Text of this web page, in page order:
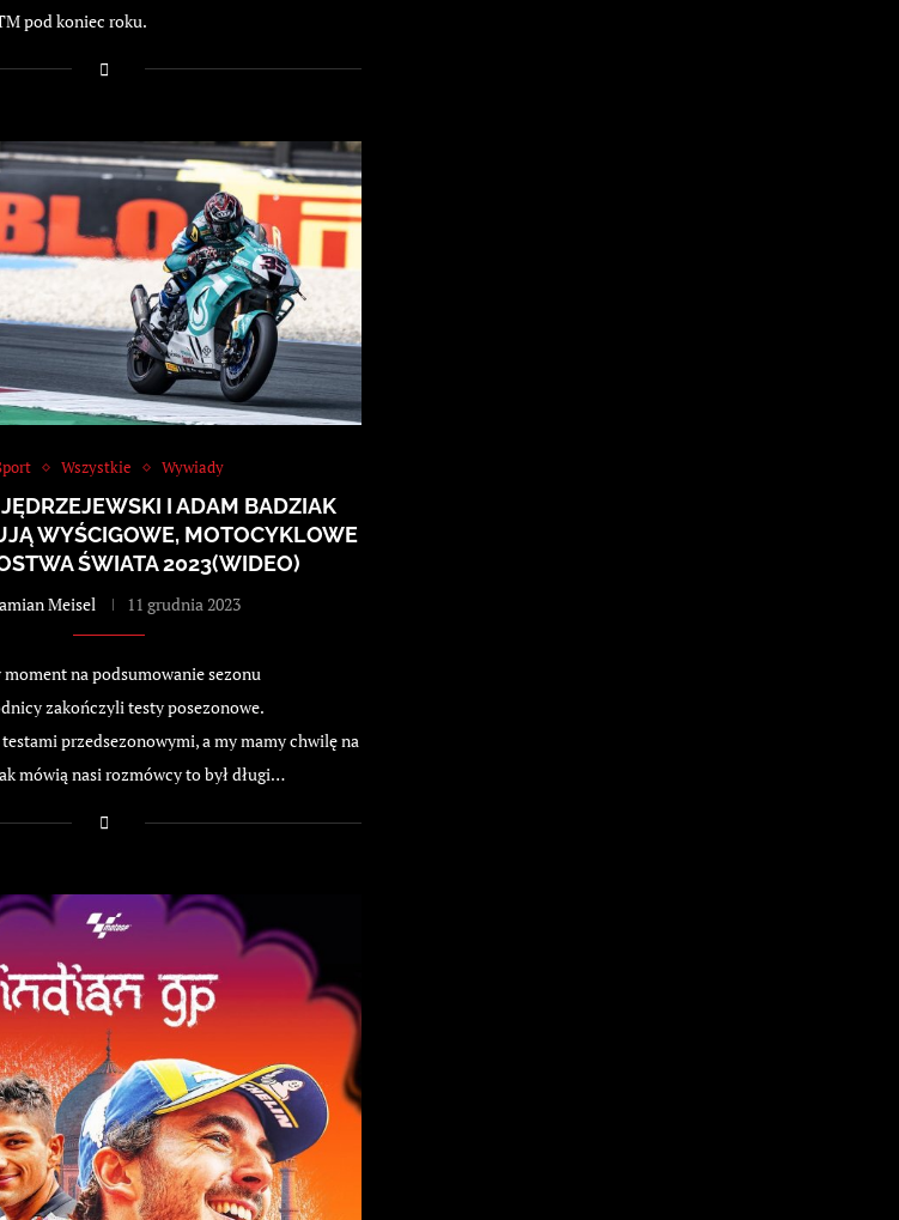
pod koniec roku.
Wszystkie Wywiady
I ADAM BADZIAK
WYŚCIGOWE, MOTOCYKLOWE
ŚWIATA 2023(WIDEO)
Meisel 11 grudnia 2023
na podsumowanie sezonu
zakończyli testy posezonowe.
przedsezonowymi, a my mamy chwilę na
mówią nasi rozmówcy to był długi…